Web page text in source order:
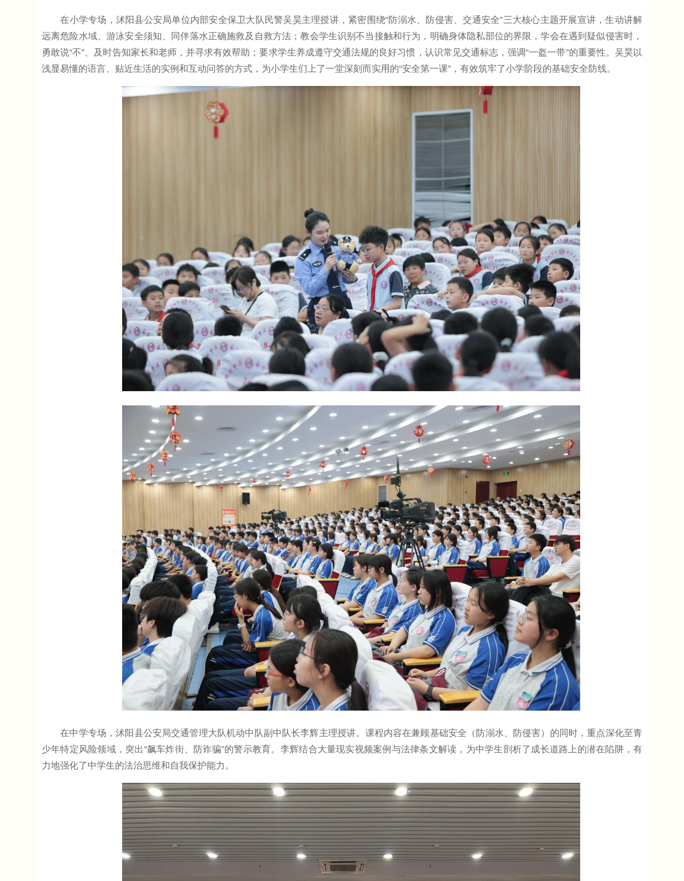
在小学专场，沭阳县公安局单位内部安全保卫大队民警吴昊主理授讲，紧密围绕“防溺水、防侵害、交通安全”三大核心主题开展宣讲，生动讲解
远离危险水域、游泳安全须知、同伴落水正确施救及自救方法；教会学生识别不当接触和行为，明确身体隐私部位的界限，学会在遇到疑似侵害时，
勇敢说“不”、及时告知家长和老师，并寻求有效帮助；要求学生养成遵守交通法规的良好习惯，认识常见交通标志，强调“一盔一带”的重要性。吴昊以
浅显易懂的语言、贴近生活的实例和互动问答的方式，为小学生们上了一堂深刻而实用的“安全第一课”，有效筑牢了小学阶段的基础安全防线。
在中学专场，沭阳县公安局交通管理大队机动中队副中队长李辉主理授讲。‌课程内容在兼顾基础安全（防溺水、防侵害）的同时，重点深化至青
少年特定风险领域，突出“飙车炸街、防诈骗”的警示教育。‌李辉结合大量现实视频案例与法律条文解读，为中学生剖析了成长道路上的潜在陷阱，有
力地强化了中学生的法治思维和自我保护能力。